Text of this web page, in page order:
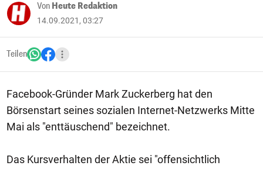
Von Heute Redaktion
14.09.2021, 03:27
Teilen
Facebook-Gründer Mark Zuckerberg hat den
Börsenstart seines sozialen Internet-Netzwerks Mitte
Mai als "enttäuschend" bezeichnet.
Das Kursverhalten der Aktie sei "offensichtlich